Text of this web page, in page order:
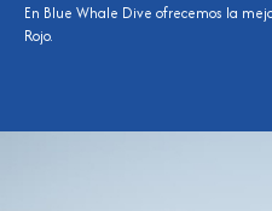
En Blue Whale Dive ofrecemos la
Rojo.